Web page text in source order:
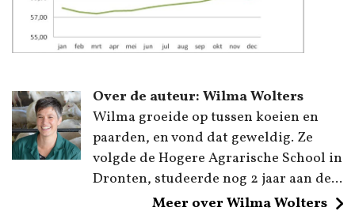
Over de auteur: Wilma Wolters
Wilma groeide op tussen koeien en
paarden, en vond dat geweldig. Ze
volgde de Hogere Agrarische School in
Dronten, studeerde nog 2 jaar aan de...
Meer over Wilma Wolters